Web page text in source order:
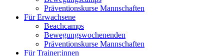
Präventionskurse Mannschaften
Für Erwachsene
Beachcamps
Bewegungswochenenden
Präventionskurse Mannschaften
Für Trainer:innen